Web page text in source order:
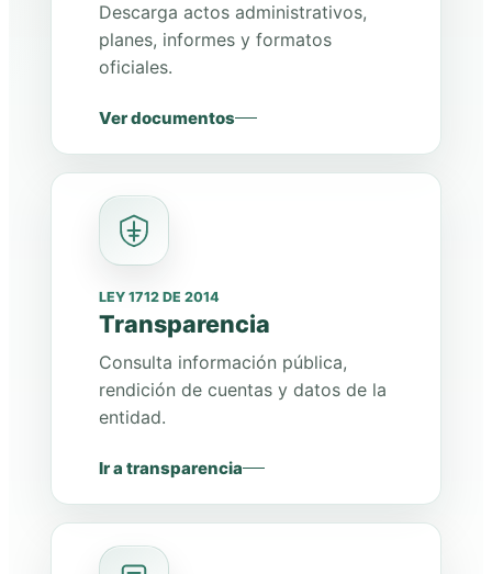
Descarga actos administrativos,
planes, informes y formatos
oficiales.
Ver documentos
LEY 1712 DE 2014
Transparencia
Consulta información pública,
rendición de cuentas y datos de la
entidad.
Ir a transparencia